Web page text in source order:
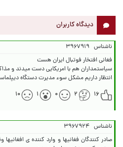
دیدگاه کاربران
ناشناس ۳۹۶۷۹۱۹
انتظار داریم مشکل سوء مدیرت دستگاه
۱۶
۲ ۰ ۱ ۱۰
ناشناس ۳۹۶۷۹۲۴
صادر كنندگان فغانيها و وارد كننده ى